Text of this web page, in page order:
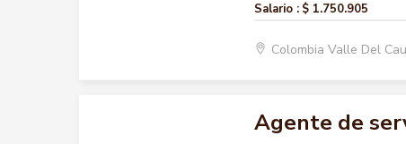
Salario : $ 1.750.905
Colombia Valle Del
Agente de